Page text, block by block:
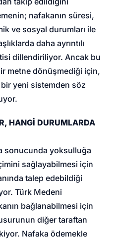
nafakanın süresi,
ve sosyal durumları ile
daha ayrıntılı
dillendiriliyor. Ancak bu
metne dönüşmediği için,
yeni sistemden söz
HANGİ DURUMLARDA
sonucunda yoksulluğa
sağlayabilmesi için
talep edebildiği
Türk Medeni
bağlanabilmesi için
diğer taraftan
Nafaka ödemekle